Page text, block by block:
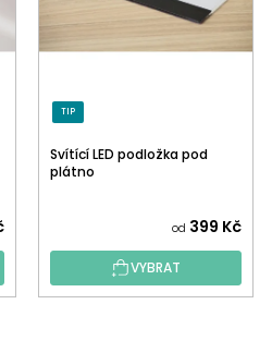
TIP
Svítící LED podložka pod
plátno
od 399 Kč
VYBRAT